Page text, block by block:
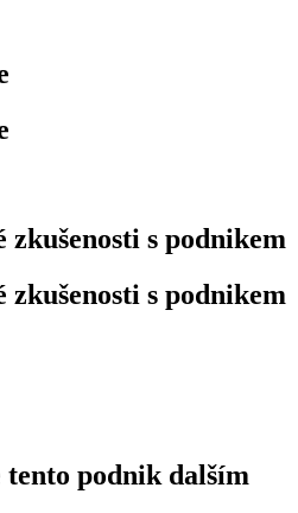
zkušenosti s podnikem
zkušenosti s podnikem
podnik dalším